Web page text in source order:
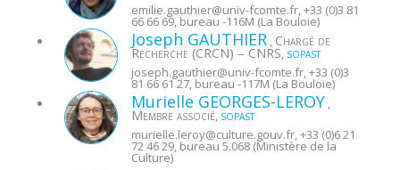
emilie.gauthier@univ-fcomte.fr, +33 (0)3 81
66 66 69, bureau -116M (La Bouloie)
Joseph GAUTHIER Chargé de
Recherche (CRCN) – CNRS SOPAST
joseph.gauthier@univ-fcomte.fr, +33 (0)3
81 66 61 27, bureau -117M (La Bouloie)
Murielle GEORGES-LEROY
Membre associé SOPAST
murielle.leroy@culture.gouv.fr, +33 (0)6 21
72 46 29, bureau 5.068 (Ministère de la
Culture)